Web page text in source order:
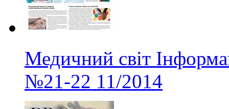
Медичний світ
№21-22 11/2014